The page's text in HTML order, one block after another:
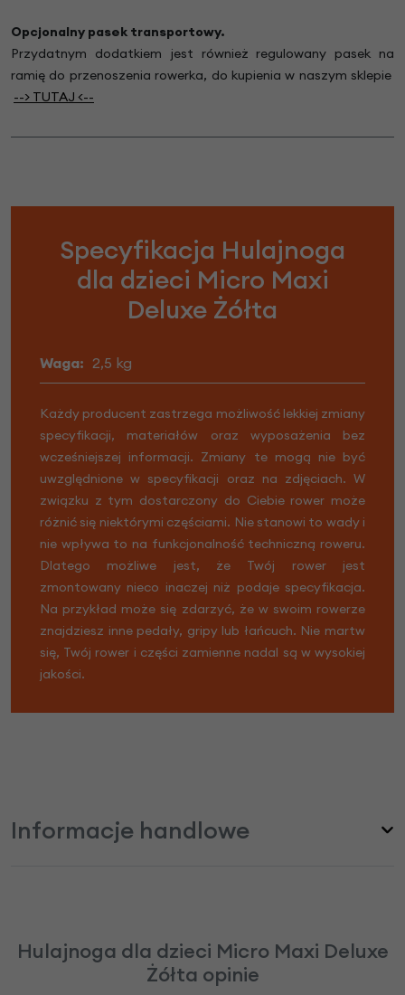
Opcjonalny pasek transportowy.
Przydatnym dodatkiem jest również regulowany pasek na
ramię do przenoszenia rowerka, do kupienia w naszym sklepie
--> TUTAJ <--
Specyfikacja Hulajnoga
dla dzieci Micro Maxi
Deluxe Żółta
Waga: 2,5 kg
Każdy producent zastrzega możliwość lekkiej zmiany
specyfikacji, materiałów oraz wyposażenia bez
wcześniejszej informacji. Zmiany te mogą nie być
uwzględnione w specyfikacji oraz na zdjęciach. W
związku z tym dostarczony do Ciebie rower może
różnić się niektórymi częściami. Nie stanowi to wady i
nie wpływa to na funkcjonalność techniczną roweru.
Dlatego możliwe jest, że Twój rower jest
zmontowany nieco inaczej niż podaje specyfikacja.
Na przykład może się zdarzyć, że w swoim rowerze
znajdziesz inne pedały, gripy lub łańcuch. Nie martw
się, Twój rower i części zamienne nadal są w wysokiej
jakości.
Informacje handlowe
Hulajnoga dla dzieci Micro Maxi Deluxe
Żółta opinie